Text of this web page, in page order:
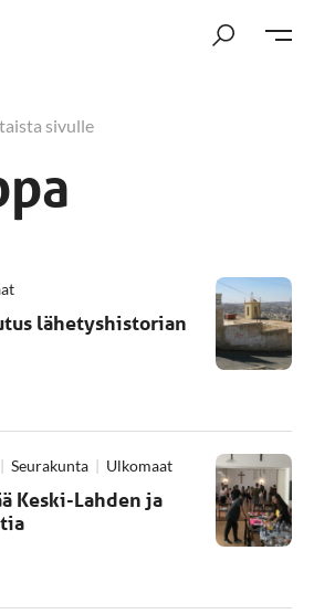
sivulle
lähetyshistorian
Seurakunta Ulkomaat
Keski-Lahden ja